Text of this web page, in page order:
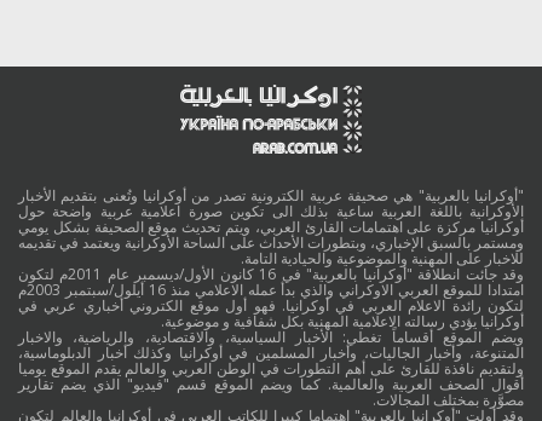
"أوكرانيا بالعربية" هي صحيفة عربية الكترونية تصدر من أوكرانيا وتُعنى بتقديم الأخبار
الأوكرانية باللغة العربية ساعية بذلك الى تكوين صورة اعلامية عربية واضحة حول
أوكرانيا مركزة على اهتمامات القارئ العربي، ويتم تحديث موقع الصحيفة بشكل يومي
ومستمر بالسبق الإخباري، وبتطورات الأحداث على الساحة الأوكرانية ويعتمد في تقديمه
للاخبار على المهنية والموضوعية والحيادية التامة.
وقد جائت انطلاقة "أوكرانيا بالعربية" في 16 كانون الأول/ديسمبر عام 2011م لتكون
امتدادا للموقع العربي الاوكراني والذي بدأ عمله الاعلامي منذ 16 أيلول/سبتمبر 2003م
لتكون رائدة الاعلام العربي في أوكرانيا. فهو أول موقع الكتروني أخباري عربي في
أوكرانيا يؤدي رسالته الاعلامية المهنية بكل شفافية و موضوعية.
ويضم الموقع أقساماً تغطي: الأخبار السياسية، والاقتصادية، والرياضية، والاخبار
المتنوعة، وأخبار الجاليات، وأخبار المسلمين في أوكرانيا وكذلك أخبار الدبلوماسية،
ولتقديم نافذة للقارئ على أهم التطورات في الوطن العربي والعالم يقدم الموقع يوميا
أقوال الصحف العربية والعالمية. كما ويضم الموقع قسم "فيديو" الذي يضم تقارير
مصوَّرة بمختلف المجالات.
وقد أولت "أوكرانيا بالعربية" اهتماما كبيرا للكاتب العربي في أوكرانيا والعالم لتكون